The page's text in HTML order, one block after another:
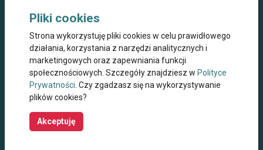
Pliki cookies
Strona wykorzystuję pliki cookies w celu prawidłowego
działania, korzystania z narzędzi analitycznych i
marketingowych oraz zapewniania funkcji
społecznościowych. Szczegóły znajdziesz w Polityce
Prywatności . Czy zgadzasz się na wykorzystywanie
plików cookies?
Akceptuję
Miejskie Centrum Opieki dla Osób Starszych,
Przewlekle Niepełnosprawnych oraz
Niesamodzielnych w Krakowie
ul. Wielicka 267, 30-663 Kraków
+48 12 44 67 565
mco@mco.krakow.pl
Godziny otwarcia